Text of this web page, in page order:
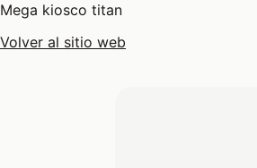
Mega kiosco titan
Volver al sitio web